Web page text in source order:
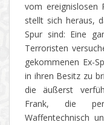
vom ereignislosen
stellt sich heraus,
Spur sind: Eine
Terroristen
gekommenen Ex-
in ihren Besitz zu
die äußerst
Frank, die
Waffentechnisch